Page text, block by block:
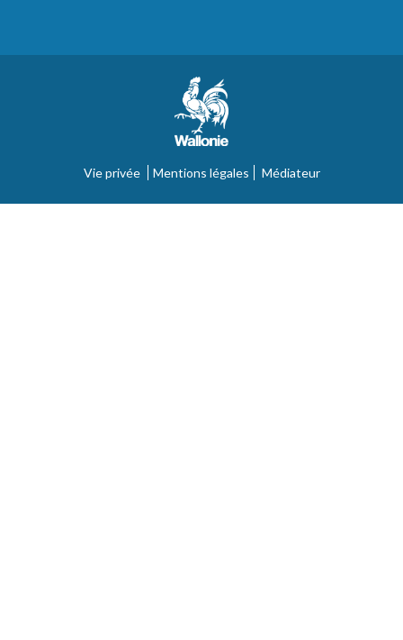
Vie privée Mentions légales Médiateur